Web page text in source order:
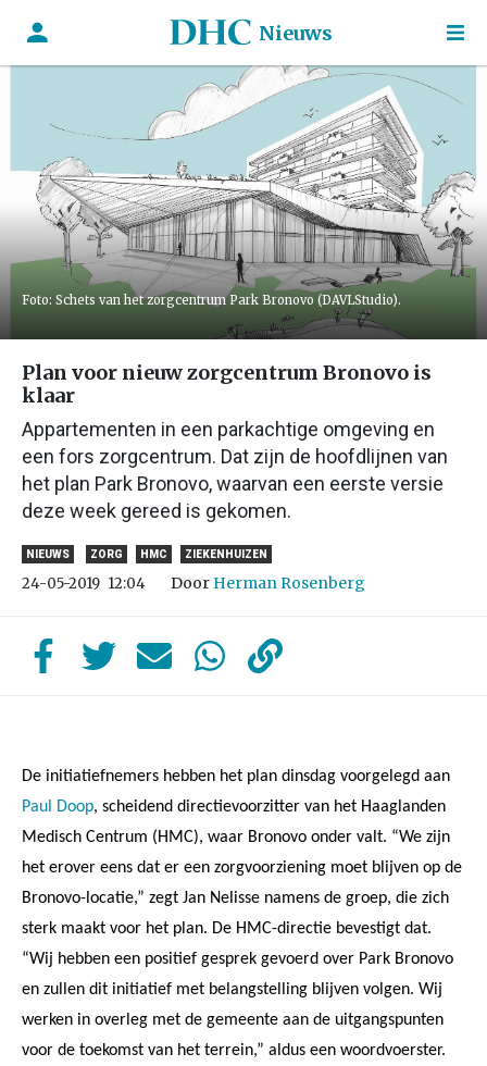
Nieuws
Foto: Schets van het zorgcentrum Park Bronovo (DAVLStudio).
Plan voor nieuw zorgcentrum Bronovo is
klaar
Appartementen in een parkachtige omgeving en
een fors zorgcentrum. Dat zijn de hoofdlijnen van
het plan Park Bronovo, waarvan een eerste versie
deze week gereed is gekomen.
NIEUWS ZORG HMC ZIEKENHUIZEN
24-05-2019 12:04 Door Herman Rosenberg
De initiatiefnemers hebben het plan dinsdag voorgelegd aan
Paul Doop, scheidend directievoorzitter van het Haaglanden
Medisch Centrum (HMC), waar Bronovo onder valt. “We zijn
het erover eens dat er een zorgvoorziening moet blijven op de
Bronovo-locatie,” zegt Jan Nelisse namens de groep, die zich
sterk maakt voor het plan. De HMC-directie bevestigt dat.
“Wij hebben een positief gesprek gevoerd over Park Bronovo
en zullen dit initiatief met belangstelling blijven volgen. Wij
werken in overleg met de gemeente aan de uitgangspunten
voor de toekomst van het terrein,” aldus een woordvoerster.